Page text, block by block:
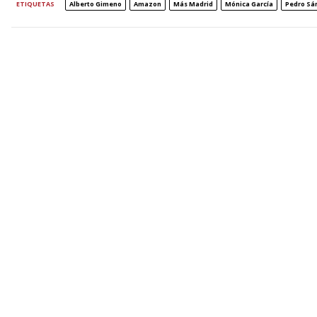
ETIQUETAS Alberto Gimeno Amazon Más Madrid Mónica García Pedro